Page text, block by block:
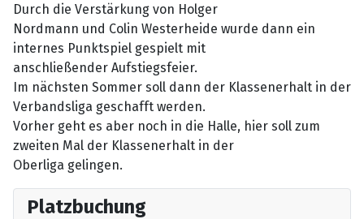
Durch die Verstärkung von Holger
Nordmann und Colin Westerheide wurde dann ein
internes Punktspiel gespielt mit
anschließender Aufstiegsfeier.
Im nächsten Sommer soll dann der Klassenerhalt in der
Verbandsliga geschafft werden.
Vorher geht es aber noch in die Halle, hier soll zum
zweiten Mal der Klassenerhalt in der
Oberliga gelingen.
Platzbuchung